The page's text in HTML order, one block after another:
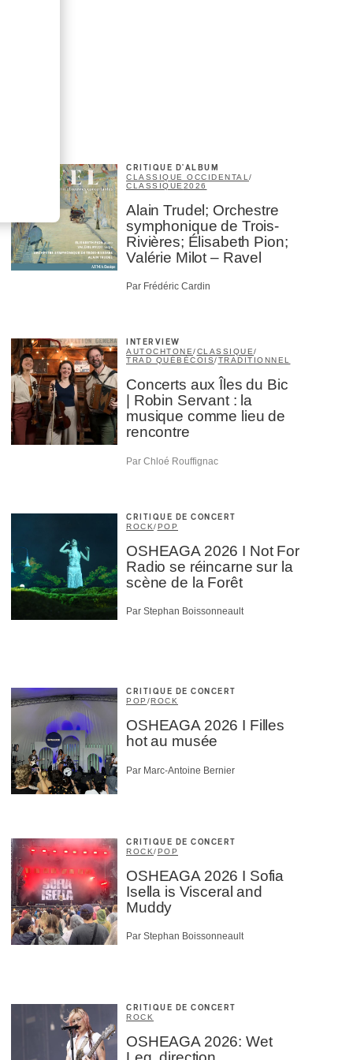
CRITIQUE D'ALBUM
CLASSIQUE OCCIDENTAL /
CLASSIQUE 2026
Alain Trudel; Orchestre
symphonique de Trois-
Rivières; Élisabeth Pion;
Valérie Milot – Ravel
Par Frédéric Cardin
INTERVIEW
AUTOCHTONE/CLASSIQUE/
TRAD QUÉBÉCOIS/TRADITIONNEL
Concerts aux Îles du Bic
| Robin Servant : la
musique comme lieu de
rencontre
Par Chloé Rouffignac
CRITIQUE DE CONCERT
ROCK/POP
OSHEAGA 2026 I Not For
Radio se réincarne sur la
scène de la Forêt
Par Stephan Boissonneault
CRITIQUE DE CONCERT
POP /ROCK
OSHEAGA 2026 I Filles
hot au musée
Par Marc-Antoine Bernier
CRITIQUE DE CONCERT
ROCK/POP
OSHEAGA 2026 I Sofia
Isella is Visceral and
Muddy
Par Stephan Boissonneault
CRITIQUE DE CONCERT
ROCK
OSHEAGA 2026: Wet